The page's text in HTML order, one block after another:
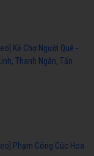
Kẻ Chợ Người Quê -
Thanh Ngân, Tấn
Phạm Công Cúc Hoa